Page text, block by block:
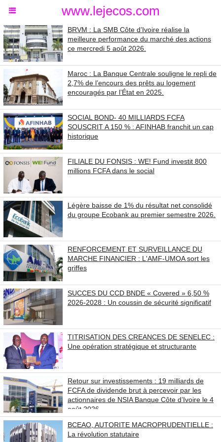
www.lejecos.com
BRVM : La SMB Côte d’Ivoire réalise la
meilleure performance du marché des actions
ce mercredi 5 août 2026.
Maroc : La Banque Centrale souligne le repli de
2,7% de l’encours des prêts au logement
encouragés par l’État en 2025.
SOCIAL BOND- 40 MILLIARDS FCFA
SOUSCRIT A 150 % : AFINHAB franchit un cap
historique
FILIALE DU FONSIS : WE! Fund investit 800
millions FCFA dans le social
Légère baisse de 1% du résultat net consolidé
du groupe Ecobank au premier semestre 2026.
RENFORCEMENT ET SURVEILLANCE DU
MARCHE FINANCIER : L'AMF-UMOA sort les
griffes
SUCCES DU CCD BNDE « Covered » 6,50 %
2026-2028 : Un coussin de sécurité significatif
TITRISATION DES CREANCES DE SENELEC :
Une opération stratégique et structurante
Retour sur investissements : 19 milliards de
FCFA de dividende brut à percevoir par les
actionnaires de NSIA Banque Côte d’Ivoire le 4
août 2026.
BCEAO, AUTORITE MACROPRUDENTIELLE :
La révolution statutaire